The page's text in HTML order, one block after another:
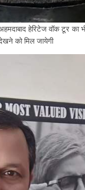
हेरिटेज वॉक टूर
को मिल जायेगी